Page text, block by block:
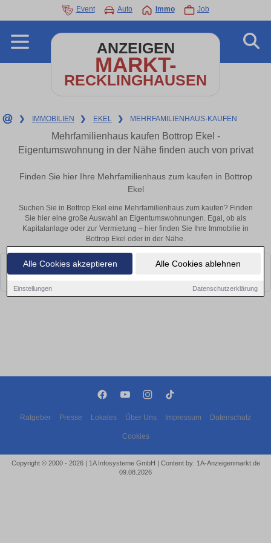
Alle Cookies akzeptieren Alle Cookies ablehnen
Einstellungen Datenschutzerklärung
Event Auto Immo Job
ANZEIGEN
MARKT-
RECKLINGHAUSEN
❯ IMMOBILIEN ❯ EKEL ❯ MEHRFAMILIENHAUS-KAUFEN
Mehrfamilienhaus kaufen Bottrop Ekel -
Eigentumswohnung in der Nähe finden auch von privat
Finden Sie hier Ihre Mehrfamilienhaus zum kaufen in Bottrop
Ekel
Suchen Sie in Bottrop Ekel eine Mehrfamilienhaus zum kaufen? Finden
Sie hier eine große Auswahl an Eigentumswohnungen. Egal, ob als
Kapitalanlage oder zur Vermietung – hier finden Sie Ihre Immobilie in
Bottrop Ekel oder in der Nähe.
Leider konnten wir derzeit keine passenden Objekte finden. Schauen Sie
bald wieder vorbei!
Ratgeber Presse Lokales Über Uns Impressum Datenschutz
Cookies
Copyright © 2000 - 2026 | 1A Infosysteme GmbH | Content by: 1A-Anzeigenmarkt.de
09.08.2026